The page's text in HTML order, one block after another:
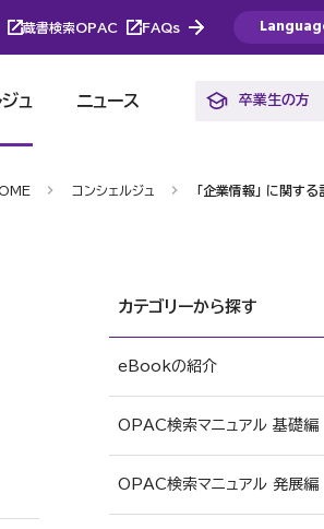
蔵書検索OPAC FAQs
ュ ニュース 卒業生の方
コンシェルジュ 「企業情報」 に関する
カテゴリーから探す
eBookの紹介
OPAC検索マニュアル 基礎編
OPAC検索マニュアル 発展編